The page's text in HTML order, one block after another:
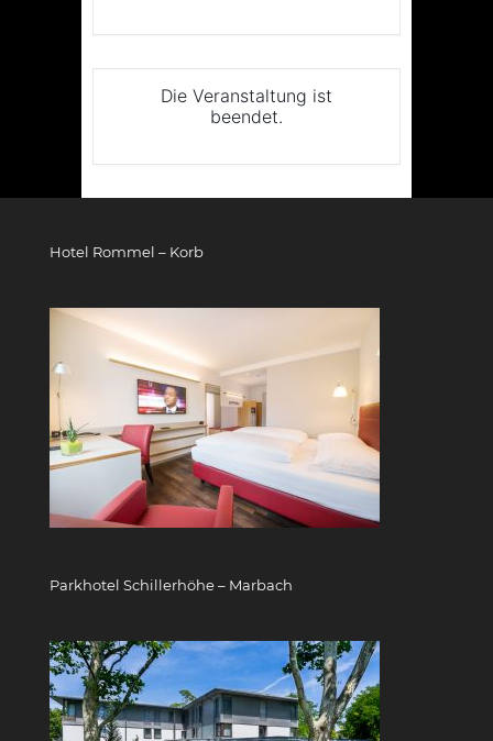
Die Veranstaltung ist
beendet.
Hotel Rommel – Korb
Parkhotel Schillerhöhe – Marbach